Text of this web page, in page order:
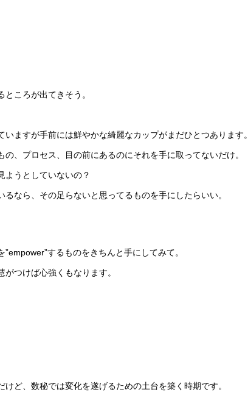
ころが出てきそう。
ますが手前には鮮やかな綺麗なカップがまだひとつあります。
、プロセス、目の前にあるのにそれを手に取ってないだけ。
ようとしていないの？
なら、その足らないと思ってるものを手にしたらいい。
するものをきちんと手にしてみて。
つけば心強くもなります。
ど、数秘では変化を遂げるための土台を築く時期です。